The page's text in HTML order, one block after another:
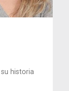
historia